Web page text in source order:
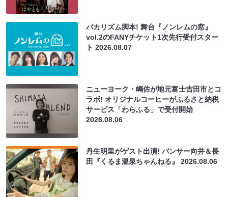
バカリズム脚本! 舞台『ノンレムの窓』
vol.2のFANYチケット1次先行受付スター
ト2026.08.07
ニューヨーク・嶋佐が地元富士吉田市とコ
ラボ! オリジナルコーヒーがふるさと納税
サービス「わらふる」で受付開始
2026.08.06
丹生明里がゲスト出演! パンサー向井＆長
田『くるま温泉ちゃんねる』2026.08.06